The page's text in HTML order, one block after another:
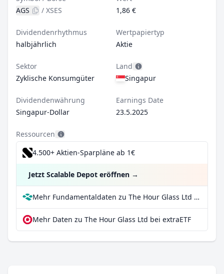
AGS
/ XSES
1,86 €
Dividendenrhythmus
halbjährlich
Wertpapiertyp
Aktie
Sektor
Zyklische Konsumgüter
Land
Singapur
Dividendenwährung
Singapur-Dollar
Earnings Date
23.5.2025
Ressourcen
4.500+ Aktien-Sparpläne ab 1€
Jetzt Scalable Depot eröffnen →
Mehr Fundamentaldaten zu The Hour Glass Ltd bei Parqet
Mehr Daten zu The Hour Glass Ltd bei extraETF